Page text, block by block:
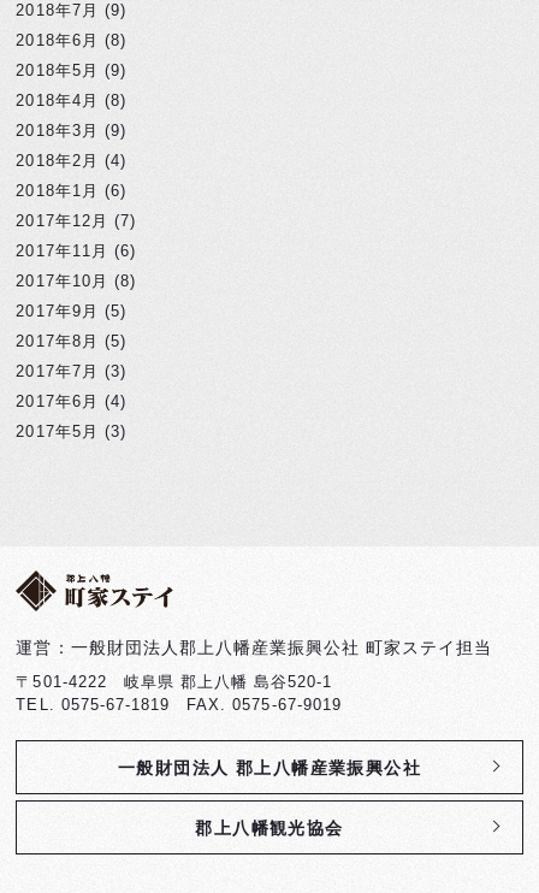
2018年7月 (9)
2018年6月 (8)
2018年5月 (9)
2018年4月 (8)
2018年3月 (9)
2018年2月 (4)
2018年1月 (6)
2017年12月 (7)
2017年11月 (6)
2017年10月 (8)
2017年9月 (5)
2017年8月 (5)
2017年7月 (3)
2017年6月 (4)
2017年5月 (3)
運営：一般財団法人郡上八幡産業振興公社 町家ステイ担当
〒501-4222 岐阜県 郡上八幡 島谷520-1
TEL. 0575-67-1819 FAX. 0575-67-9019
一般財団法人 郡上八幡産業振興公社
郡上八幡観光協会